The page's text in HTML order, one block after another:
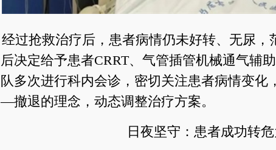
经过抢救治疗后，患者病情仍未好转、无尿，
后决定给予患者CRRT、气管插管机械通气辅
队多次进行科内会诊，密切关注患者病情变
—撤退的理念，动态调整治疗方案。
日夜坚守：患者成功转